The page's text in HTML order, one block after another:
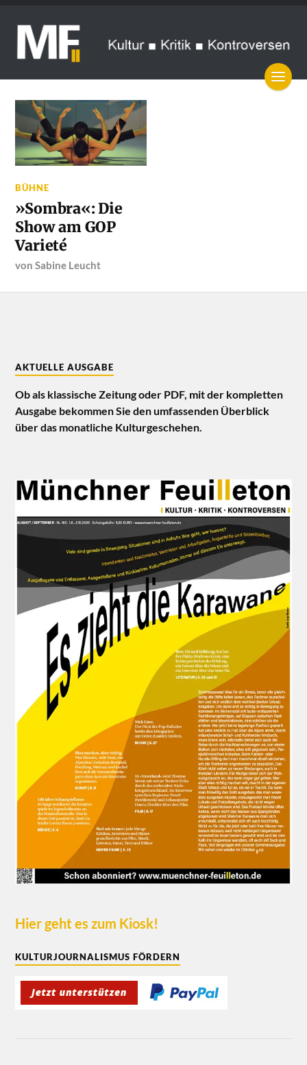
BÜHNE
»Sombra«: Die
Show am GOP
Varieté
vonSabine Leucht
AKTUELLE AUSGABE
Ob als klassische Zeitung oder PDF, mit der kompletten
Ausgabe bekommen Sie den umfassenden Überblick
über das monatliche Kulturgeschehen.
Hier geht es zum Kiosk!
KULTURJOURNALISMUS FÖRDERN